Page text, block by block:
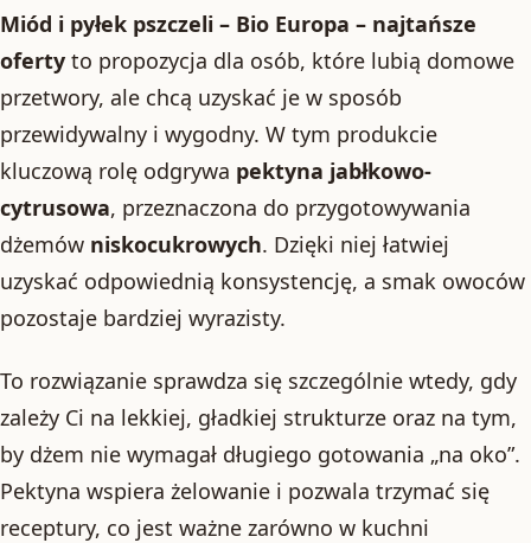
Miód i pyłek pszczeli – Bio Europa – najtańsze
oferty to propozycja dla osób, które lubią domowe
przetwory, ale chcą uzyskać je w sposób
przewidywalny i wygodny. W tym produkcie
kluczową rolę odgrywa pektyna jabłkowo-
cytrusowa, przeznaczona do przygotowywania
dżemów niskocukrowych. Dzięki niej łatwiej
uzyskać odpowiednią konsystencję, a smak owoców
pozostaje bardziej wyrazisty.
To rozwiązanie sprawdza się szczególnie wtedy, gdy
zależy Ci na lekkiej, gładkiej strukturze oraz na tym,
by dżem nie wymagał długiego gotowania „na oko”.
Pektyna wspiera żelowanie i pozwala trzymać się
receptury, co jest ważne zarówno w kuchni